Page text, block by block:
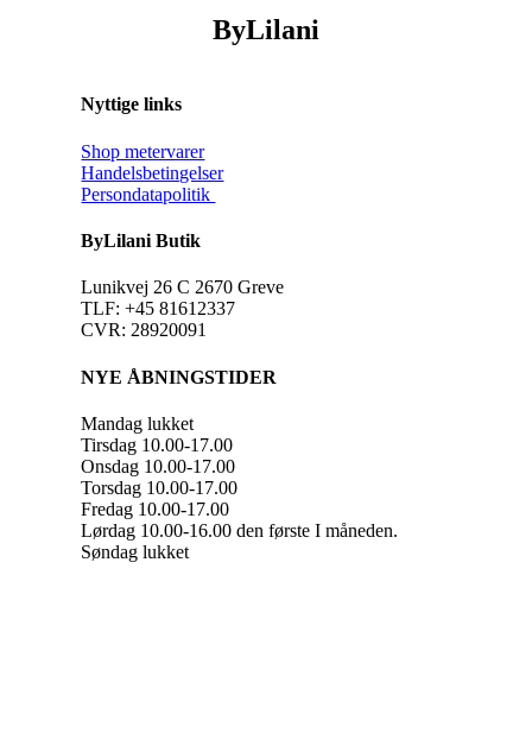
ByLilani
Nyttige links
Shop metervarer
Handelsbetingelser
Persondatapolitik
ByLilani Butik
Lunikvej 26 C 2670 Greve
TLF: +45 81612337
CVR: 28920091
NYE ÅBNINGSTIDER
Mandag lukket
Tirsdag 10.00-17.00
Onsdag 10.00-17.00
Torsdag 10.00-17.00
Fredag 10.00-17.00
Lørdag 10.00-16.00 den første I måneden.
Søndag lukket